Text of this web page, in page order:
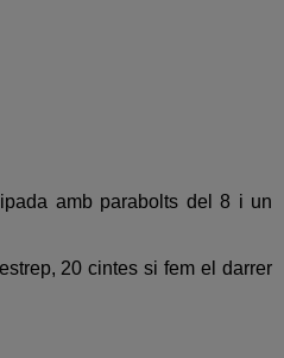
amb parabolts del 8 i un
20 cintes si fem el darrer